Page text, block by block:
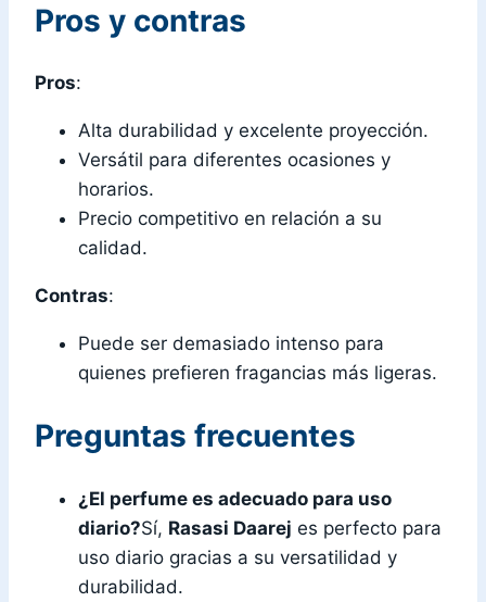
Pros y contras
Pros:
Alta durabilidad y excelente proyección.
Versátil para diferentes ocasiones y
horarios.
Precio competitivo en relación a su
calidad.
Contras:
Puede ser demasiado intenso para
quienes prefieren fragancias más ligeras.
Preguntas frecuentes
¿El perfume es adecuado para uso
diario?Sí, Rasasi Daarej es perfecto para
uso diario gracias a su versatilidad y
durabilidad.